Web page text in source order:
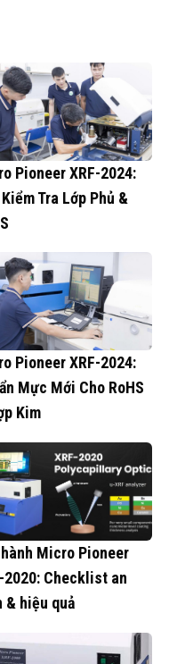
Pioneer XRF-2024:
Tra Lớp Phủ &
Pioneer XRF-2024:
Mực Mới Cho RoHS
Kim
Micro Pioneer
2020: Checklist an
& hiệu quả